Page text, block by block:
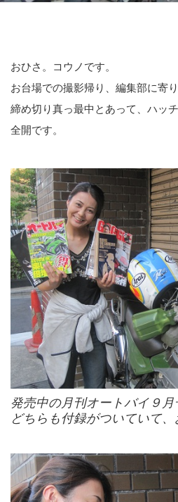
おひさ。コウノです。
お台場での撮影帰り、編集部に寄り
締め切り真っ最中とあって、ハッ
全開です。
発売中の月刊オートバイ９月
どちらも付録がついていて、